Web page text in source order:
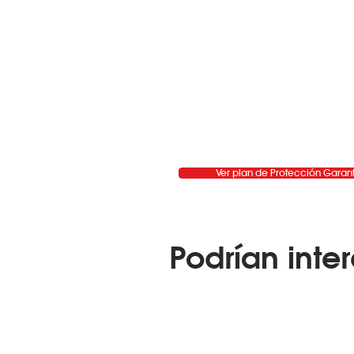
Ver plan de Protección
Podrían